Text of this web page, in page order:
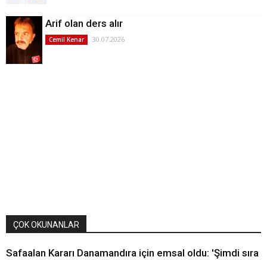
Arif olan ders alır
Cemil Kenar 30.07.2026
ÇOK OKUNANLAR
Safaalan Kararı Danamandıra için emsal oldu: 'Şimdi sıra